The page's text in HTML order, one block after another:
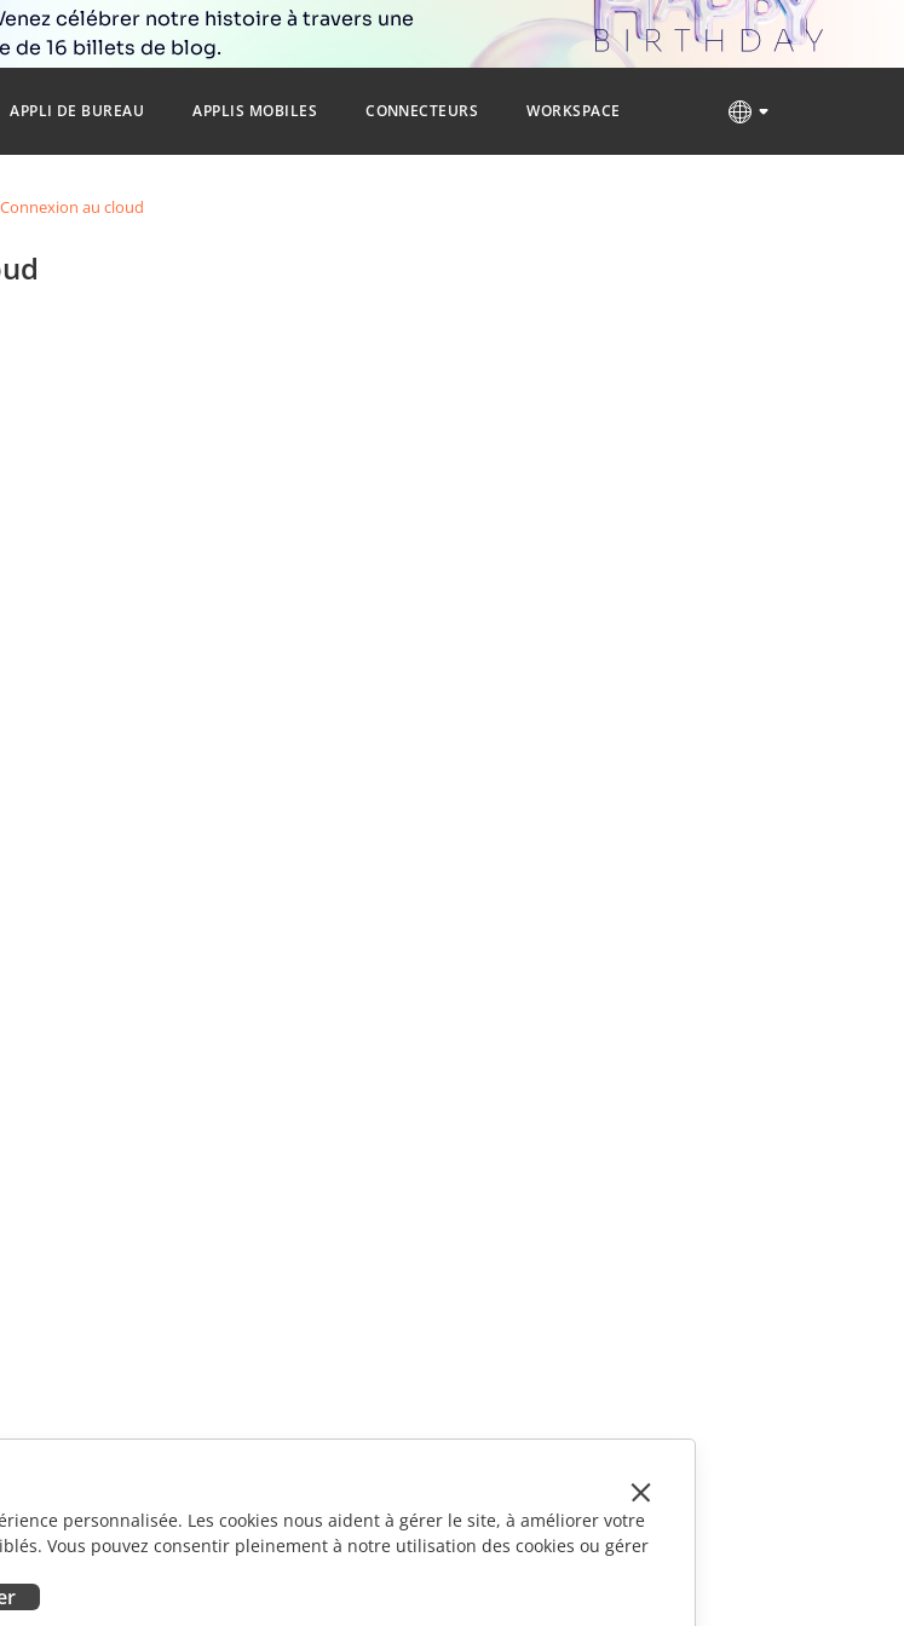
célébrer notre histoire à travers une
de 16 billets de blog.
APPLI DE BUREAU APPLIS MOBILES CONNECTEURS WORKSPACE
Connexion au cloud
personnalisée. Les cookies nous aident à gérer le site, à améliorer votre
Vous pouvez consentir pleinement à notre utilisation des cookies ou gérer